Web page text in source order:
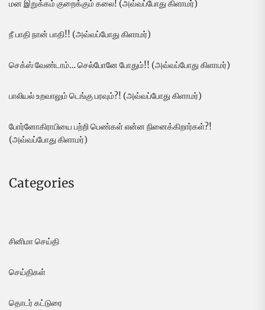
மன இறுக்கம் குறைக்கும் கலை! (அவ்வப்போது கிளாமர்)
நீ பாதி நான் பாதி!! (அவ்வப்போது கிளாமர்)
செக்ஸ் வேண்டாம்… செல்போனே போதும்!! (அவ்வப்போது கிளாமர்)
பாலியல் உறவாலும் டெங்கு பரவும்?! (அவ்வப்போது கிளாமர்)
போர்னோகிராபியை பற்றி பெண்கள் என்ன நினைக்கிறார்கள்?!
(அவ்வப்போது கிளாமர்)
Categories
சினிமா செய்தி
செய்திகள்
தொடர் கட்டுரை